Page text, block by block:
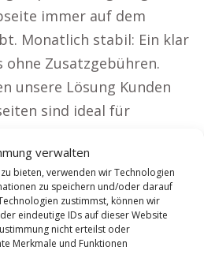
verwalten
bieten, verwenden wir Technologien
zu speichern und/oder darauf
zustimmst, können wir
eindeutige IDs auf dieser Website
nicht erteilst oder
Merkmale und Funktionen
immer auf dem
Monatlich stabil: Ein klar
Zusatzgebühren.
unsere Lösung Kunden
sind ideal für
darunter: Rechtsanwälte:
und erreichen
deutschlandweit.
Sie Bauherren durch die